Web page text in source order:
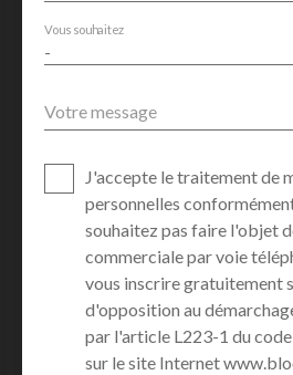
-
Vous souhaitez
Votre message
J'accepte le traitement de
personnelles
souhaitez pas faire l'objet
commerciale par voie
vous inscrire gratuitement
d'opposition au
par l'article L223-1 du
sur le site Internet